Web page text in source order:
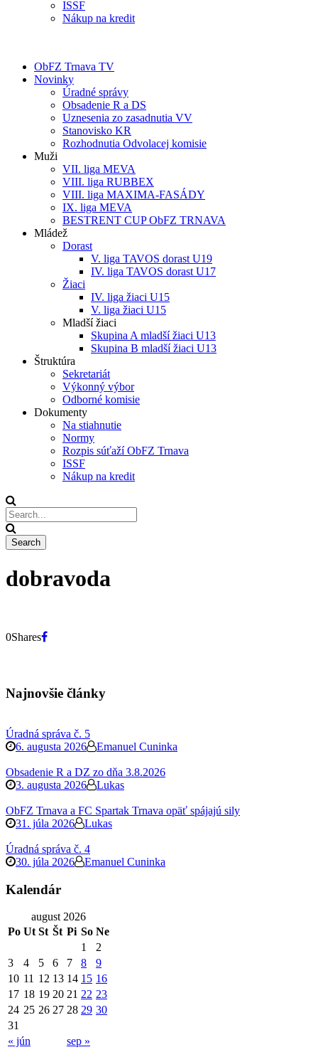
ISSF
Nákup na kredit
ObFZ Trnava TV
Novinky
Úradné správy
Obsadenie R a DS
Uznesenia zo zasadnutia VV
Stanovisko KR
Rozhodnutia Odvolacej komisie
Muži
VII. liga MEVA
VIII. liga RUBBEX
VIII. liga MAXIMA-FASÁDY
IX. liga MEVA
BESTRENT CUP ObFZ TRNAVA
Mládež
Dorast
V. liga TAVOS dorast U19
IV. liga TAVOS dorast U17
Žiaci
IV. liga žiaci U15
V. liga žiaci U15
Mladší žiaci
Skupina A mladší žiaci U13
Skupina B mladší žiaci U13
Štruktúra
Sekretariát
Výkonný výbor
Odborné komisie
Dokumenty
Na stiahnutie
Normy
Rozpis súťaží ObFZ Trnava
ISSF
Nákup na kredit
dobravoda
0Shares
Najnovšie články
Úradná správa č. 5
6. augusta 2026
Emanuel Cuninka
Obsadenie R a DZ zo dňa 3.8.2026
3. augusta 2026
Lukas
ObFZ Trnava a FC Spartak Trnava opäť spájajú sily
31. júla 2026
Lukas
Úradná správa č. 4
30. júla 2026
Emanuel Cuninka
Kalendár
august 2026
Po Ut St Št Pi So Ne
« jún sep »
1
2
3
4 5 6 7 8
9
10 11 12 13 14 15 16
17 18 19 20 21 22 23
24 25 26 27 28 29 30
31